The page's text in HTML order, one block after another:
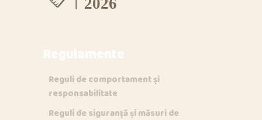
Regulamente
Reguli de comportament și
responsabilitate
Reguli de siguranță și măsuri de